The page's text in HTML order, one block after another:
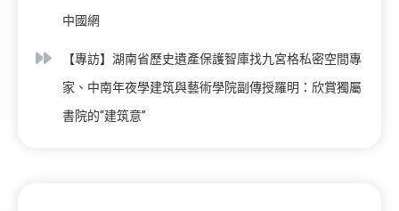
中國網
【專訪】湖南省歷史遺產保護智庫找九宮格私密空間專
家、中南年夜學建筑與藝術學院副傳授羅明：欣賞獨屬
書院的“建筑意”